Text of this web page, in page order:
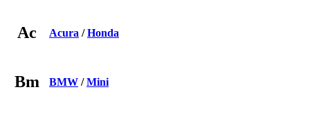
Ac Acura /Honda
Bm BMW /Mini